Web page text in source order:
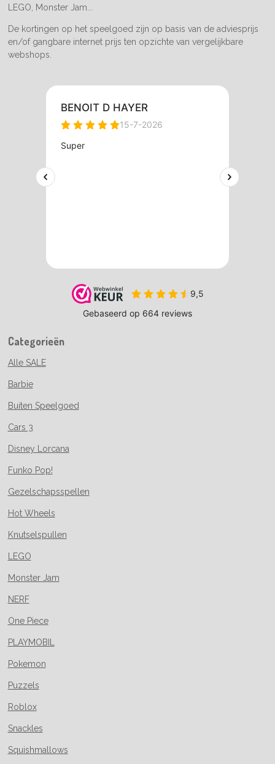
LEGO, Monster Jam...
De kortingen op het speelgoed zijn op basis van de adviesprijs
en/of gangbare internet prijs ten opzichte van vergelijkbare
webshops.
Categorieën
Alle SALE
Barbie
Buiten Speelgoed
Cars 3
Disney Lorcana
Funko Pop!
Gezelschapsspellen
Hot Wheels
Knutselspullen
LEGO
Monster Jam
NERF
One Piece
PLAYMOBIL
Pokemon
Puzzels
Roblox
Snackles
Squishmallows